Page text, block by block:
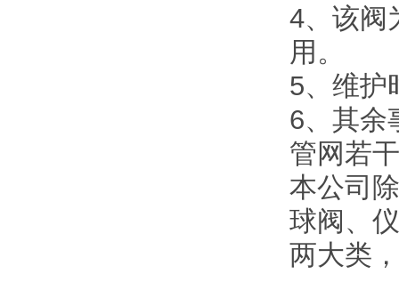
4、该阀
用。
5、维护
6、其余
管网若
本公司
球阀、
两大类